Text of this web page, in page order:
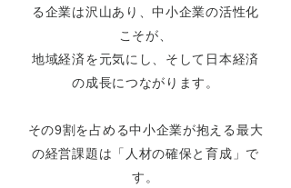
る企業は沢山あり、中小企業の活性化
こそが、
地域経済を元気にし、そして日本経済
の成長につながります。
その9割を占める中小企業が抱える最大
の経営課題は「人材の確保と育成」で
す。